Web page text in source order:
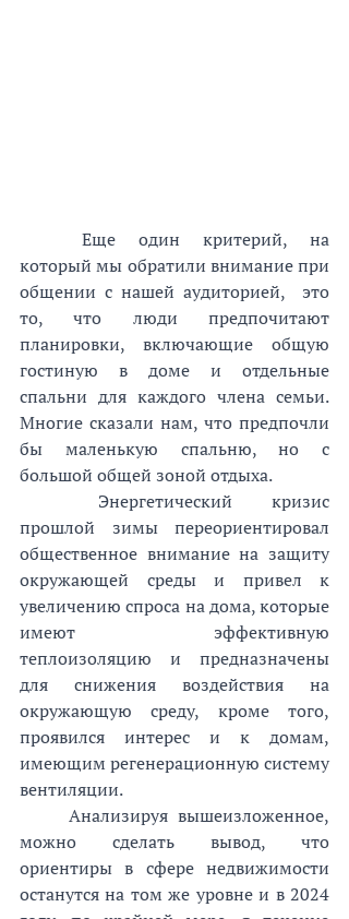
Еще один критерий, на
который мы обратили внимание при
общении с нашей аудиторией,  это
то, что люди предпочитают
планировки, включающие общую
гостиную в доме и отдельные
спальни для каждого члена семьи.
Многие сказали нам, что предпочли
бы маленькую спальню, но с
большой общей зоной отдыха.
Энергетический кризис
прошлой зимы переориентировал
общественное внимание на защиту
окружающей среды и привел к
увеличению спроса на дома, которые
имеют эффективную
теплоизоляцию и предназначены
для снижения воздействия на
окружающую среду, кроме того,
проявился интерес и к домам,
имеющим регенерационную систему
вентиляции.
Анализируя вышеизложенное,
можно сделать вывод, что
ориентиры в сфере недвижимости
останутся на том же уровне и в 2024